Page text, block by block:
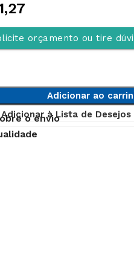
orçamento ou tire
Adicionar ao
Adicionar à Lista de Desejos
o envio